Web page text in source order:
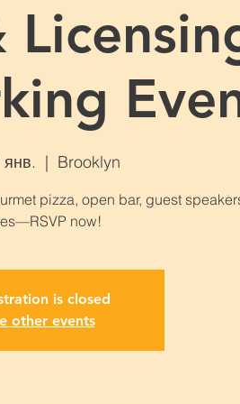
янв.
  |
Brooklyn
pizza, open bar, guest
now!
is closed
other events